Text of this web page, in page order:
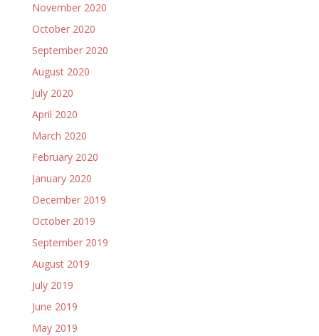
November 2020
October 2020
September 2020
August 2020
July 2020
April 2020
March 2020
February 2020
January 2020
December 2019
October 2019
September 2019
August 2019
July 2019
June 2019
May 2019